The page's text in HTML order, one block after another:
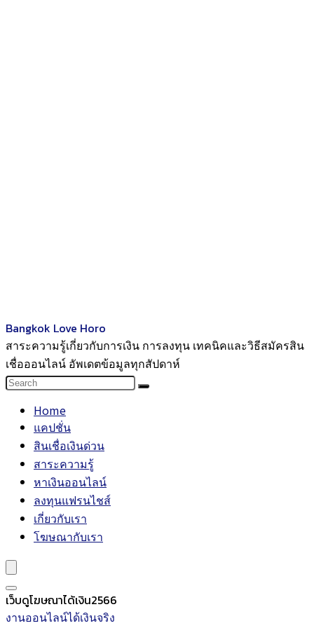
Bangkok Love Horo
สาระความรู้เกี่ยวกับการเงิน การลงทุน เทคนิคและวิธีสมัครสิน
เชื่อออนไลน์ อัพเดตข้อมูลทุกสัปดาห์
Home
แคปชั่น
สินเชื่อเงินด่วน
สาระความรู้
หาเงินออนไลน์
ลงทุนแฟรนไชส์
เกี่ยวกับเรา
โฆษณากับเรา
เว็บดูโฆษณาได้เงิน2566
งานออนไลน์ได้เงินจริง